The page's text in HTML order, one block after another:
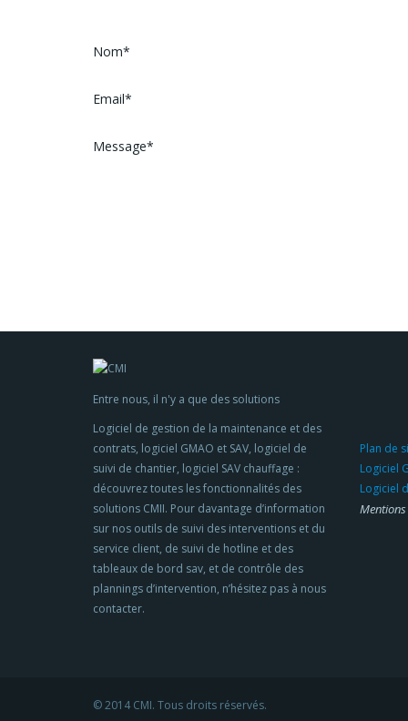
Entre nous, il n'y a que des solutions
Logiciel de gestion de la maintenance et des
contrats, logiciel GMAO et SAV, logiciel de
suivi de chantier, logiciel SAV chauffage :
découvrez toutes les fonctionnalités des
solutions CMII. Pour davantage d’information
sur nos outils de suivi des interventions et du
service client, de suivi de hotline et des
tableaux de bord sav, et de contrôle des
plannings d’intervention, n’hésitez pas à nous
contacter.
Plan de
Logiciel
Logiciel
© 2014 CMI. Tous droits réservés.